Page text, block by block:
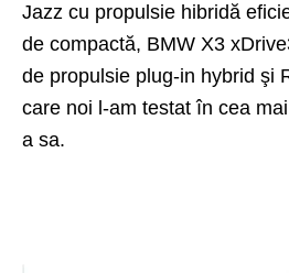
Jazz cu propulsie hibridă
de compactă, BMW X3
de propulsie plug-in hybrid şi
care noi l-am testat în cea
a sa.